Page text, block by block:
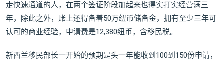
走快速通道的人，在两个签证阶段加起来也得实打实经营满三
年，除此之外，账上还得备着50万纽币储备金，拥有至少三年可
认可的商业经验，申请费是12,380纽币，含移民税。
新西兰移民部长一开始的预期是头一年能收到100到150份申请，